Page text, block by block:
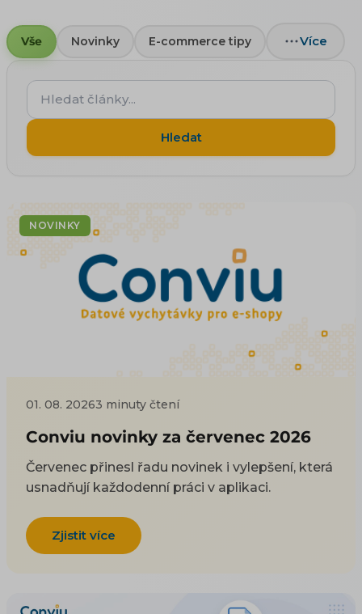
Vše Novinky E-commerce tipy Více
Hledat
články...
Hledat
NOVINKY
01. 08. 20263 minuty čtení
Conviu novinky za červenec 2026
Červenec přinesl řadu novinek i vylepšení, která
usnadňují každodenní práci v aplikaci.
Zjistit více